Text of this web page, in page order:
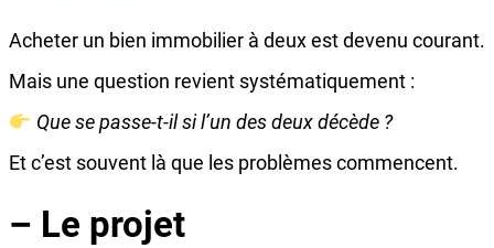
Acheter un bien immobilier à deux est devenu courant.
Mais une question revient systématiquement :
Que se passe-t-il si l’un des deux décède ?
Et c’est souvent là que les problèmes commencent.
– Le projet